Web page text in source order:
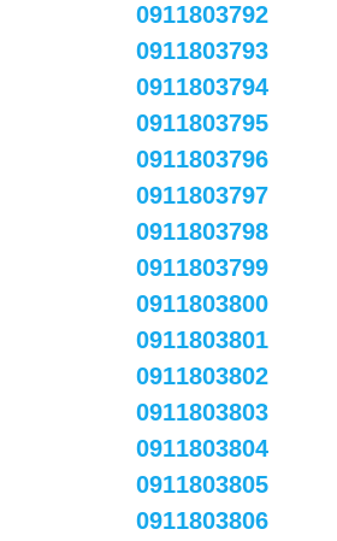
0911803792
0911803793
0911803794
0911803795
0911803796
0911803797
0911803798
0911803799
0911803800
0911803801
0911803802
0911803803
0911803804
0911803805
0911803806